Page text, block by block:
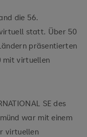
die 56.
statt. Über 50
präsentierten
mit virtuellen
SE des
war mit einem
virtuellen